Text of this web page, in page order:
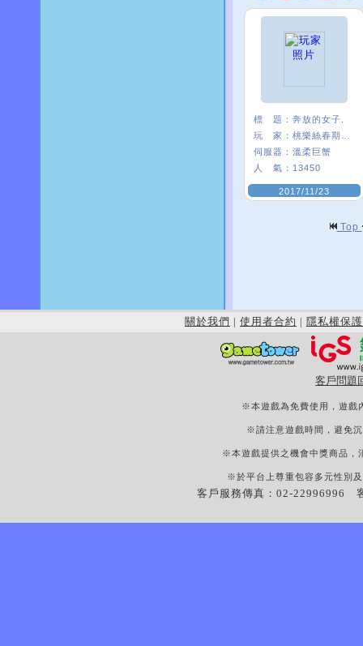
標 題： 奔放的女子.
玩 家：
伺服器： 溫柔巨蟹
人 氣： 13450
2017/11/23
Top
關於我們 | 使用者合約 | 隱私權保護
客戶問題
※本遊戲為免費使用，遊戲
※請注意遊戲時間，避免
※本遊戲提供之機會中獎商品，
※於平台上尊重包容多元性別
客戶服務傳真：02-22996996